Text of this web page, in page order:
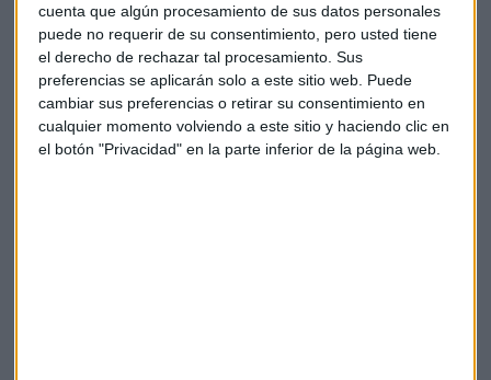
cuenta que algún procesamiento de sus datos personales
puede no requerir de su consentimiento, pero usted tiene
el derecho de rechazar tal procesamiento. Sus
preferencias se aplicarán solo a este sitio web. Puede
cambiar sus preferencias o retirar su consentimiento en
cualquier momento volviendo a este sitio y haciendo clic en
el botón "Privacidad" en la parte inferior de la página web.